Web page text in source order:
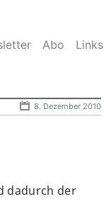
Abo Links
8. Dezember 2010
dadurch der